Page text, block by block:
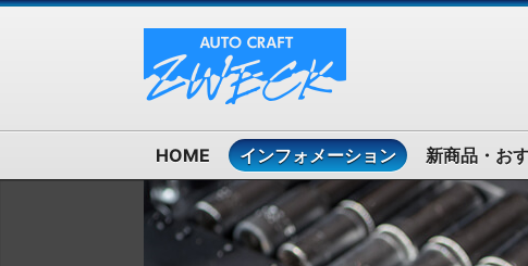
HOME インフォメーション 新商品・お